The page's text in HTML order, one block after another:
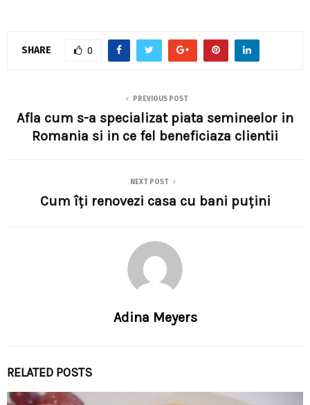
SHARE 0
PREVIOUS POST
Afla cum s-a specializat piata semineelor in
Romania si in ce fel beneficiaza clientii
NEXT POST
Cum îți renovezi casa cu bani puțini
Adina Meyers
RELATED POSTS